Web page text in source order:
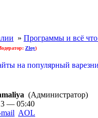
» Программы и всё
Zloy)
на популярный
(Администратор)
— 05:40
AOL